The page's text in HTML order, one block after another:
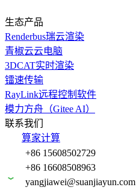
生态产品
Renderbus瑞云渲染
青椒云云电脑
3DCAT实时渲染
镭速传输
RayLink远程控制软件
模力方舟（Gitee AI）
联系我们
算家计算
+86 15608502729
+86 16608508963
yangjiawei@suanjiayun.com